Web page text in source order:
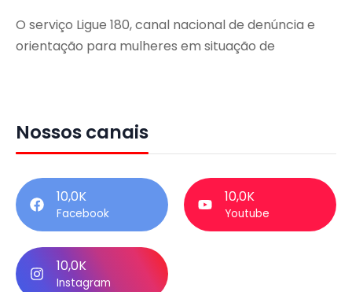
O serviço Ligue 180, canal nacional de denúncia e
orientação para mulheres em situação de
Nossos canais
10,0K
Facebook
10,0K
Youtube
10,0K
Instagram